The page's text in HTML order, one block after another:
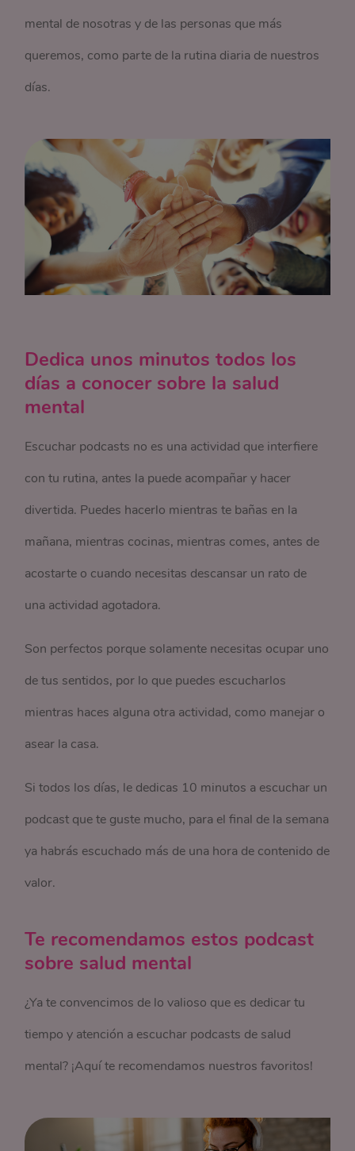
mental de nosotras y de las personas que más
queremos, como parte de la rutina diaria de nuestros
días.
Dedica unos minutos todos los
días a conocer sobre la salud
mental
Escuchar podcasts no es una actividad que interfiere
con tu rutina, antes la puede acompañar y hacer
divertida. Puedes hacerlo mientras te bañas en la
mañana, mientras cocinas, mientras comes, antes de
acostarte o cuando necesitas descansar un rato de
una actividad agotadora.
Son perfectos porque solamente necesitas ocupar uno
de tus sentidos, por lo que puedes escucharlos
mientras haces alguna otra actividad, como manejar o
asear la casa.
Si todos los días, le dedicas 10 minutos a escuchar un
podcast que te guste mucho, para el final de la semana
ya habrás escuchado más de una hora de contenido de
valor.
Te recomendamos estos podcast
sobre salud mental
¿Ya te convencimos de lo valioso que es dedicar tu
tiempo y atención a escuchar podcasts de salud
mental? ¡Aquí te recomendamos nuestros favoritos!